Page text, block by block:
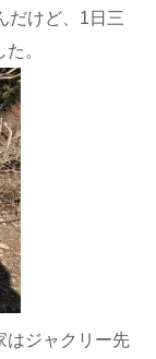
だけど、1日三
。
はジャクリー先